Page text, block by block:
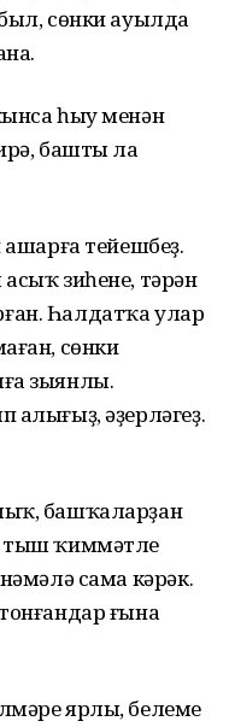
сөнки ауылда
һыу менән
башты ла
тейешбеҙ.
зиһене, тәрән
Һалдатҡа улар
сөнки
зыянлы.
әҙерләгеҙ.
башҡаларҙан
тыш ҡиммәтле
сама кәрәк.
ғына
ярлы, белеме